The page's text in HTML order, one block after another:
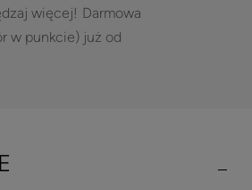
więcej! Darmowa
w punkcie) już od